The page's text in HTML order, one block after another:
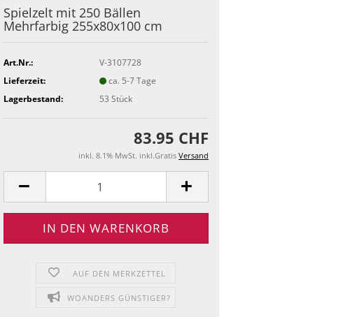
Spielzelt mit 250 Bällen
Mehrfarbig 255x80x100 cm
Art.Nr.:
V-3107728
Lieferzeit:
ca. 5-7 Tage
Lagerbestand:
53 Stück
83.95 CHF
inkl. 8.1% MwSt. inkl.Gratis Versand
AUF DEN MERKZETTEL
WOANDERS GÜNSTIGER?